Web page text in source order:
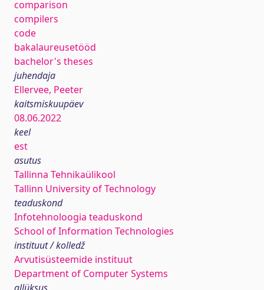
comparison
compilers
code
bakalaureusetööd
bachelor's theses
juhendaja
Ellervee, Peeter
kaitsmiskuupäev
08.06.2022
keel
est
asutus
Tallinna Tehnikaülikool
Tallinn University of Technology
teaduskond
Infotehnoloogia teaduskond
School of Information Technologies
instituut / kolledž
Arvutisüsteemide instituut
Department of Computer Systems